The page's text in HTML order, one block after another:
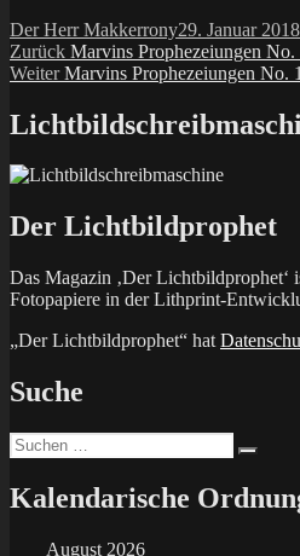
Autor
Der Herr MakkerronyVeröffentlicht
am
29. Januar 2018
Beitragsnavigation
Zurück Vorheriger
Beitrag:
Marvins Prophezeiungen No.
Weiter Nächster
Marvins Prophezeiungen No.
Der Lichtbildprophet
Das Magazin ‚Der
Fotopapiere in der Lithprint-
„Der Lichtbildprophet“ hat
Suche
Suchen
nach:
Kalendarische
August 2026